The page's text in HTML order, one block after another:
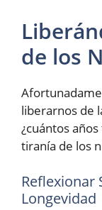
de los
liberarnos de
¿cuántos
tiranía de los
Reflexionar
Longevidad